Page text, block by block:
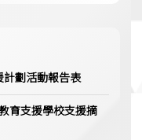
劃活動報告表
育支援學校支援摘